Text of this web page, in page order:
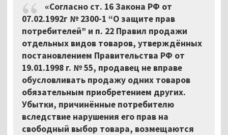
«Согласно ст. 16 Закона РФ от
07.02.1992г № 2300-1 “О защите прав
потребителей” и п. 22 Правил продажи
отдельных видов товаров, утверждённых
постановлением Правительства РФ от
19.01.1998 г. № 55, продавец не вправе
обусловливать продажу одних товаров
обязательным приобретением других.
Убытки, причинённые потребителю
вследствие нарушения его прав на
свободный выбор товара, возмещаются